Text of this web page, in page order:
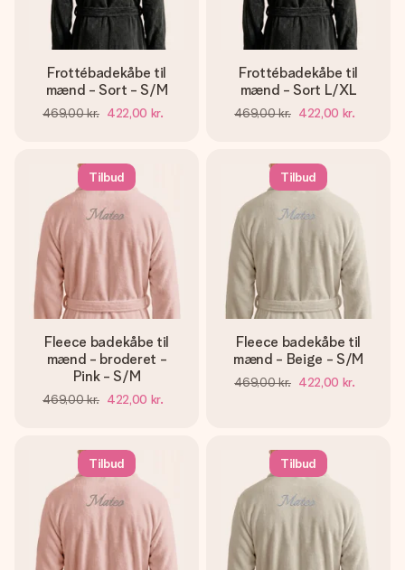
Frottébadekåbe til
mænd - Sort - S/M
469,00 kr. 422,00 kr.
Frottébadekåbe til
mænd - Sort L/XL
469,00 kr. 422,00 kr.
Tilbud
Fleece badekåbe til
mænd - broderet -
Pink - S/M
469,00 kr. 422,00 kr.
Tilbud
Fleece badekåbe til
mænd - Beige - S/M
469,00 kr. 422,00 kr.
Tilbud Tilbud